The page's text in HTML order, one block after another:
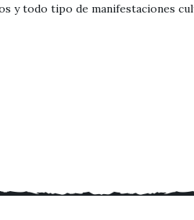
y todo tipo de manifestaciones